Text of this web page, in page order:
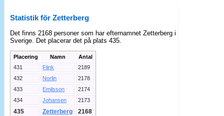
Statistik för Zetterberg
Det finns 2168 personer som har efternamnet Zetterberg i
Sverige. Det placerar det på plats 435.
Placering Namn
Antal
431
Flink
2189
432
Norlin
2178
433
Emilsson
2174
434
Johansen 2173
435 Zetterberg 2168